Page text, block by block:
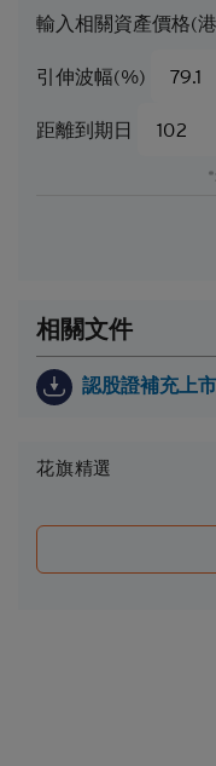
失。結構性產品於
的。花旗環球金融
唯一流通量提供者
測或估計構成資料
閣下應當慎防實際
者有重大差異。過
遵守基本上市文件
款及細則的前提下
終止。在該情況下
（如屬N類牛熊證
現金付款（如屬R
因此，有意投資的
法律、稅務、會計
投資結構性產品的
生的任何財務或其
任何受託責任或法
輸入相關資產價格(
引伸波幅(%)
距離到期日
相關文件
認股證補充上
花旗精選